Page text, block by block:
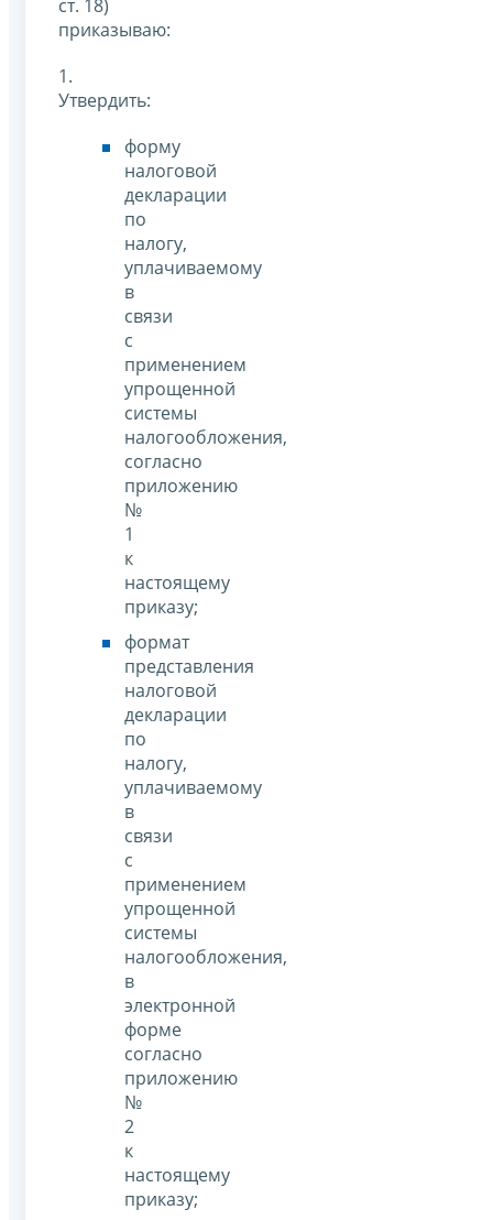
ст. 18)
приказываю:
1.
Утвердить:
форму
налоговой
декларации
по
налогу,
уплачиваемому
в
связи
с
применением
упрощенной
системы
налогообложения,
согласно
приложению
№
1
к
настоящему
приказу;
формат
представления
налоговой
декларации
по
налогу,
уплачиваемому
в
связи
с
применением
упрощенной
системы
налогообложения,
в
электронной
форме
согласно
приложению
№
2
к
настоящему
приказу;